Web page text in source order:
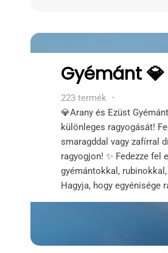
Kollekció:
Gyémánt 💎
223 termék
·
💎Arany és Ezüst
különleges ragyogását!
smaragddal ​​vagy zafírral
ragyogjon! ✨ Fedezze fel
gyémántokkal,
Hagyja, hogy egyénisége